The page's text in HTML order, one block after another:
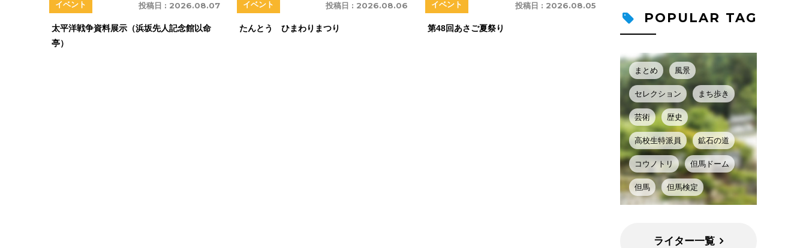
投稿日 : 2026.08.07
イベント
太平洋戦争資料展示（浜坂先人記念館以命
亭）
投稿日 : 2026.08.06
イベント
たんとう ひまわりまつり
投稿日 : 2026.08.05
イベント
第48回あさご夏祭り
POPULAR TAG
まとめ 風景
セレクション まち歩き
芸術 歴史
高校生特派員 鉱石の道
コウノトリ 但馬ドーム
但馬 但馬検定
ライター一覧